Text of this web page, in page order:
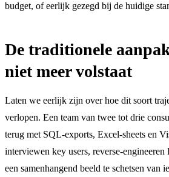
budget, of eerlijk gezegd bij de huidige
De traditionele
niet meer volstaat
Laten we eerlijk zijn over hoe dit soort
verlopen. Een team van twee tot drie
terug met SQL-exports, Excel-sheets en
interviewen key users, reverse-
een samenhangend beeld te schetsen van